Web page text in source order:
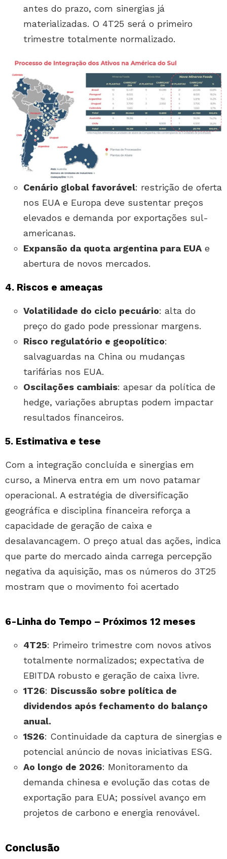
antes do prazo, com sinergias já
materializadas. O 4T25 será o primeiro
trimestre totalmente normalizado.
Cenário global favorável: restrição de oferta
nos EUA e Europa deve sustentar preços
elevados e demanda por exportações sul-
americanas.
Expansão da quota argentina para EUA e
abertura de novos mercados.
4. Riscos e ameaças
Volatilidade do ciclo pecuário: alta do
preço do gado pode pressionar margens.
Risco regulatório e geopolítico:
salvaguardas na China ou mudanças
tarifárias nos EUA.
Oscilações cambiais: apesar da política de
hedge, variações abruptas podem impactar
resultados financeiros.
5. Estimativa e tese
Com a integração concluída e sinergias em
curso, a Minerva entra em um novo patamar
operacional. A estratégia de diversificação
geográfica e disciplina financeira reforça a
capacidade de geração de caixa e
desalavancagem. O preço atual das ações, indica
que parte do mercado ainda carrega percepção
negativa da aquisição, mas os números do 3T25
mostram que o movimento foi acertado
6-Linha do Tempo – Próximos 12 meses
4T25: Primeiro trimestre com novos ativos
totalmente normalizados; expectativa de
EBITDA robusto e geração de caixa livre.
1T26: Discussão sobre política de
dividendos após fechamento do balanço
anual.
1S26: Continuidade da captura de sinergias e
potencial anúncio de novas iniciativas ESG.
Ao longo de 2026: Monitoramento da
demanda chinesa e evolução das cotas de
exportação para EUA; possível avanço em
projetos de carbono e energia renovável.
Conclusão